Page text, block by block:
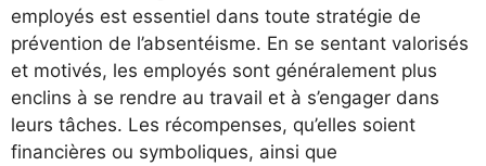
employés est essentiel dans toute stratégie de
prévention de l’absentéisme. En se sentant valorisés
et motivés, les employés sont généralement plus
enclins à se rendre au travail et à s’engager dans
leurs tâches. Les récompenses, qu’elles soient
financières ou symboliques, ainsi que